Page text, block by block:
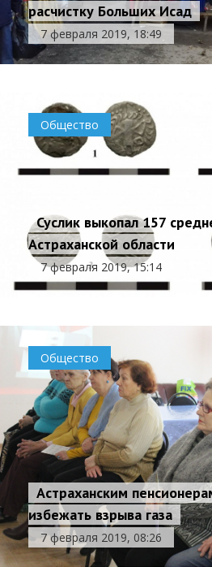
расчистку Больших Исад
7 февраля 2019, 18:49
Общество
Суслик выкопал 157
Астраханской области
7 февраля 2019, 15:14
Общество
Астраханским
избежать взрыва газа
7 февраля 2019, 08:26